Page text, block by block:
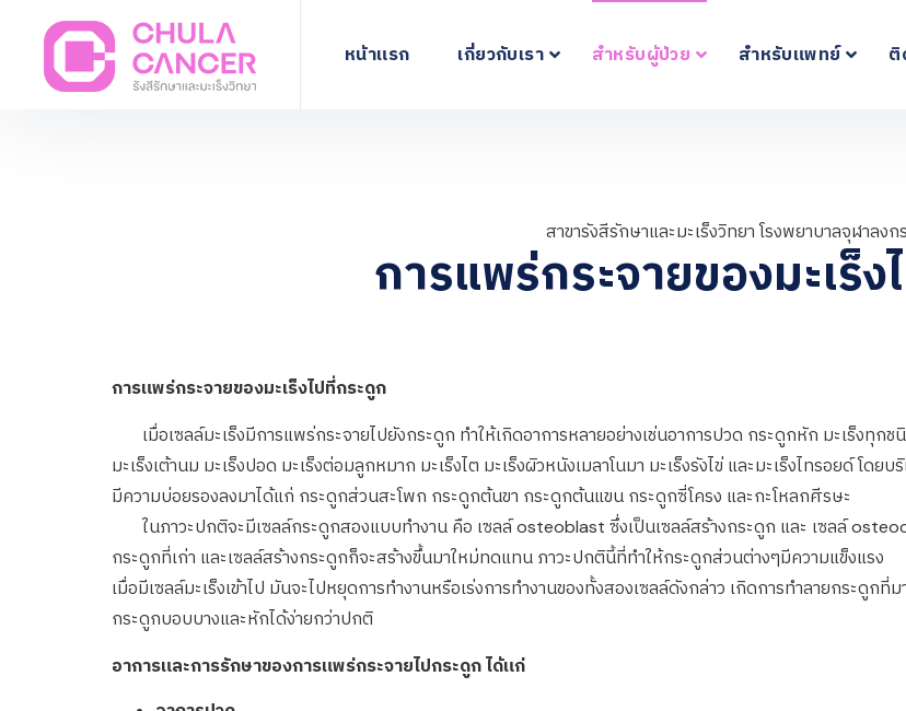
หน้าแรก เกี่ยวกับเรา สำหรับผู้ป่วย สำหรับแพทย์ ติ
สาขารังสีรักษาและมะเร็งวิทยา โรงพยาบาลจุฬาลง
การแพร่กระจายของมะเร็ง
การแพร่กระจายของมะเร็งไปที่กระดูก
เมื่อเซลล์มะเร็งมีการแพร่กระจายไปยังกระดูก ทำให้เกิดอาการหลายอย่างเช่นอาการปวด กระดูกหัก มะเร็งทุ
มะเร็งเต้านม มะเร็งปอด มะเร็งต่อมลูกหมาก มะเร็งไต มะเร็งผิวหนังเมลาโนมา มะเร็งรังไข่ และมะเร็งไทรอยด์
มีความบ่อยรองลงมาได้แก่ กระดูกส่วนสะโพก กระดูกต้นขา กระดูกต้นแขน กระดูกซี่โครง และกะโหลกศีรษะ
ในภาวะปกติจะมีเซลล์กระดูกสองแบบทำงาน คือ เซลล์ osteoblast ซึ่งเป็นเซลล์สร้างกระดูก และ เซลล์
กระดูกที่เก่า และเซลล์สร้างกระดูกก็จะสร้างขึ้นมาใหม่ทดแทน ภาวะปกตินี้ที่ทำให้กระดูกส่วนต่างๆมีความแข็งแรง
เมื่อมีเซลล์มะเร็งเข้าไป มันจะไปหยุดการทำงานหรือเร่งการทำงานของทั้งสองเซลล์ดังกล่าว เกิดการทำลายกระดูก
กระดูกบอบบางและหักได้ง่ายกว่าปกติ
อาการและการรักษาของการแพร่กระจายไปกระดูก ได้แก่